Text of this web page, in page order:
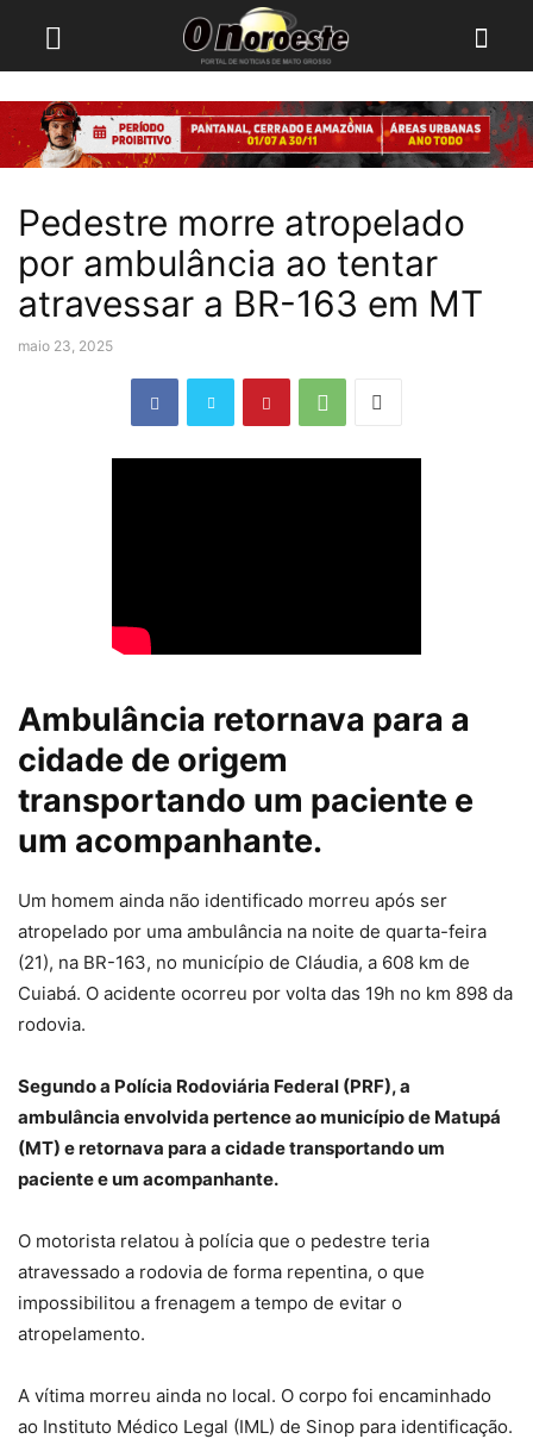
Pedestre morre atropelado
por ambulância ao tentar
atravessar a BR-163 em MT
maio 23, 2025
Ambulância retornava para a
cidade de origem
transportando um paciente e
um acompanhante.
Um homem ainda não identificado morreu após ser
atropelado por uma ambulância na noite de quarta-feira
(21), na BR-163, no município de Cláudia, a 608 km de
Cuiabá. O acidente ocorreu por volta das 19h no km 898 da
rodovia.
Segundo a Polícia Rodoviária Federal (PRF), a
ambulância envolvida pertence ao município de Matupá
(MT) e retornava para a cidade transportando um
paciente e um acompanhante.
O motorista relatou à polícia que o pedestre teria
atravessado a rodovia de forma repentina, o que
impossibilitou a frenagem a tempo de evitar o
atropelamento.
A vítima morreu ainda no local. O corpo foi encaminhado
ao Instituto Médico Legal (IML) de Sinop para identificação.